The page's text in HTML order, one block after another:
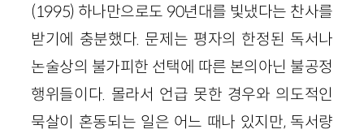
(1995) 하나만으로도 90년대를 빛냈다는 찬사를
받기에 충분했다. 문제는 평자의 한정된 독서나
논술상의 불가피한 선택에 따른 본의아닌 불공정
행위들이다. 몰라서 언급 못한 경우와 의도적인
묵살이 혼동되는 일은 어느 때나 있지만, 독서량